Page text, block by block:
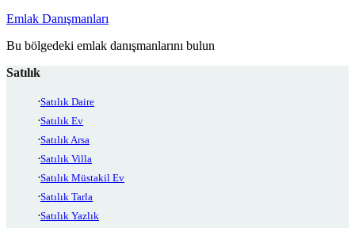
Emlak Danışmanları
Bu bölgedeki emlak danışmanlarını bulun
Satılık
Satılık Daire
Satılık Ev
Satılık Arsa
Satılık Villa
Satılık Müstakil Ev
Satılık Tarla
Satılık Yazlık